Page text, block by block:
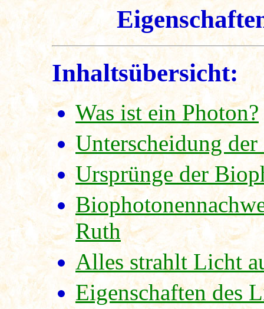
Inhaltsübersicht:
Was ist ein Photon?
Unterscheidung
Ursprünge der
Ruth
Alles strahlt Licht
Eigenschaften des